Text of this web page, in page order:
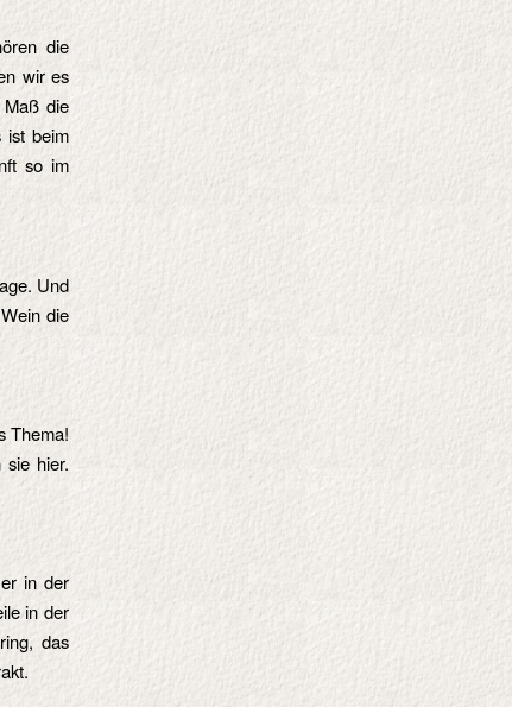
die
wir es
Maß die
ist beim
so im
Und
die
Thema!
hier.
in der
in der
das